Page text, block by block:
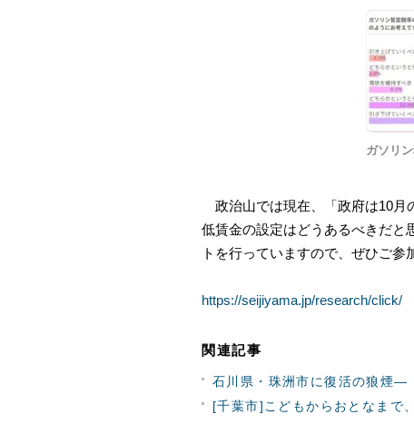
ガソリ
政治山では現在、「政府は10月
低賃金の設定はどうあるべきだと
トを行っていますので、ぜひご
https://seijiyama.jp/research/click/
関連記事
石川県・珠洲市に復活の狼煙―
[千葉市]こどもからおとなまで